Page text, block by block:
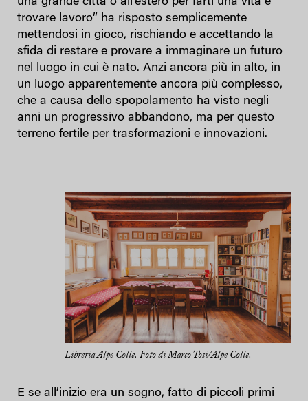
trovare lavoro” ha risposto semplicemente
mettendosi in gioco, rischiando e accettando la
sfida di restare e provare a immaginare un futuro
nel luogo in cui è nato. Anzi ancora più in alto, in
un luogo apparentemente ancora più complesso,
che a causa dello spopolamento ha visto negli
anni un progressivo abbandono, ma per questo
terreno fertile per trasformazioni e innovazioni.
Libreria Alpe Colle. Foto di Marco Tosi/Alpe Colle.
E se all’inizio era un sogno, fatto di piccoli primi